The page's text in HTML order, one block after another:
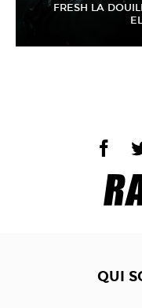
FRESH LA
QUI